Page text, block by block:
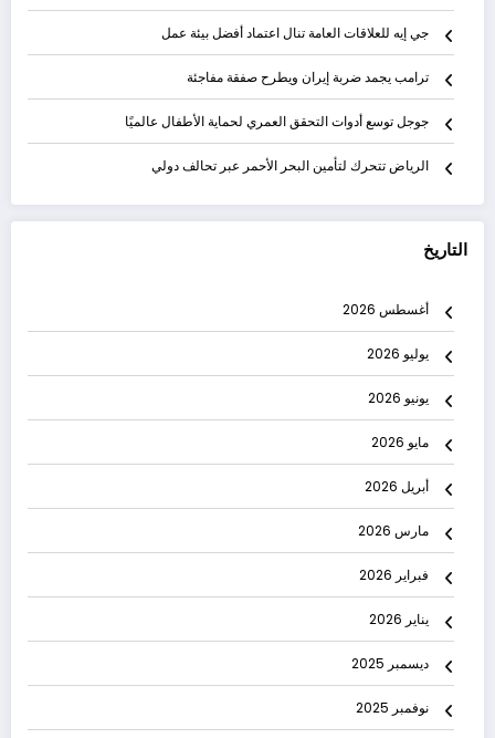
جي إيه للعلاقات العامة تنال اعتماد أفضل بيئة عمل
ترامب يجمد ضربة إيران ويطرح صفقة مفاجئة
جوجل توسع أدوات التحقق العمري لحماية الأطفال عالميًا
الرياض تتحرك لتأمين البحر الأحمر عبر تحالف دولي
التاريخ
أغسطس 2026
يوليو 2026
يونيو 2026
مايو 2026
أبريل 2026
مارس 2026
فبراير 2026
يناير 2026
ديسمبر 2025
نوفمبر 2025